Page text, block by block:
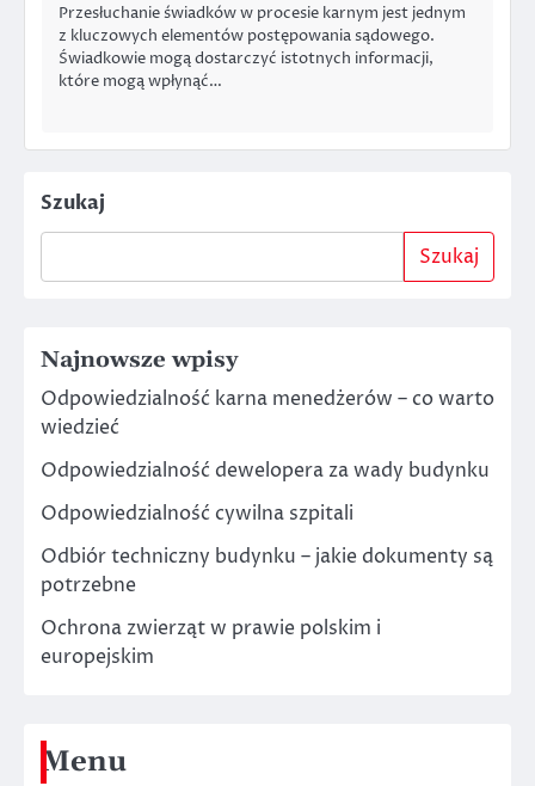
Przesłuchanie świadków w procesie karnym jest jednym
z kluczowych elementów postępowania sądowego.
Świadkowie mogą dostarczyć istotnych informacji,
które mogą wpłynąć…
Szukaj
Szukaj
Najnowsze wpisy
Odpowiedzialność karna menedżerów – co warto
wiedzieć
Odpowiedzialność dewelopera za wady budynku
Odpowiedzialność cywilna szpitali
Odbiór techniczny budynku – jakie dokumenty są
potrzebne
Ochrona zwierząt w prawie polskim i
europejskim
Menu